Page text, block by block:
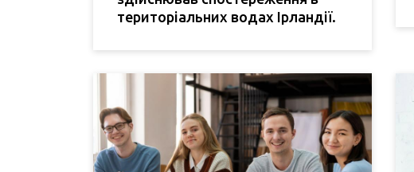
територіальних водах Ірландії.